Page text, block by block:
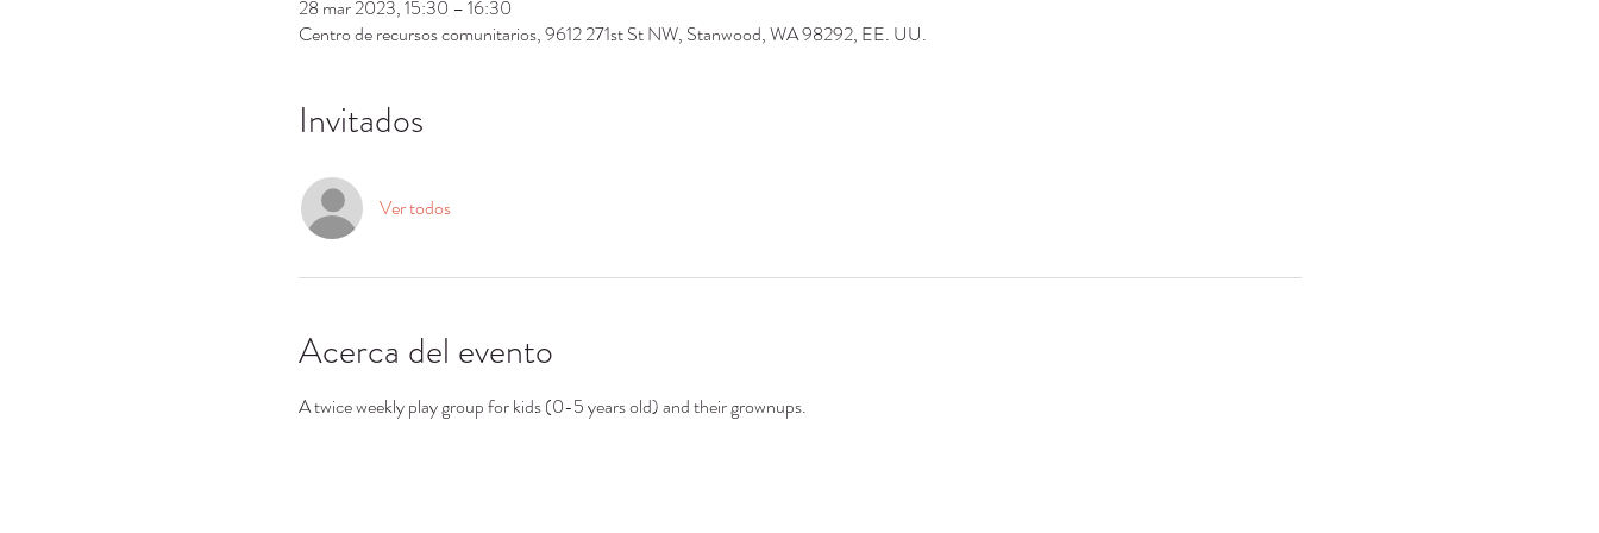
28 mar 2023, 15:30 – 16:30
Centro de recursos comunitarios, 9612 271st St NW, Stanwood, WA 98292, EE. UU.
Invitados
Ver todos
Acerca del evento
A twice weekly play group for kids (0-5 years old) and their grownups.